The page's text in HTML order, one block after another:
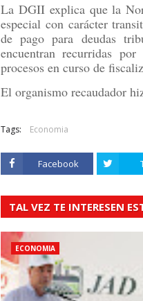
La DGII explica que la
especial con carácter
de pago para deudas
encuentran recurridas
procesos en curso de
El organismo recaudador
Tags: Economia
Facebook
TAL VEZ TE INTERESEN
ECONOMIA